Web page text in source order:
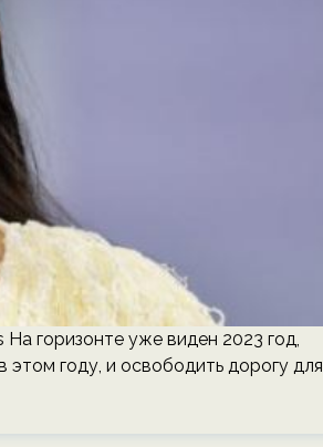
горизонте уже виден 2023 год,
году, и освободить дорогу для